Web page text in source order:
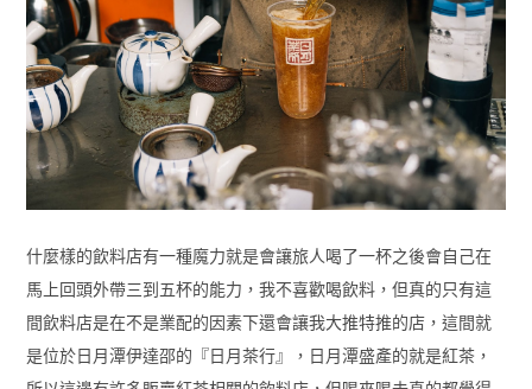
什麼樣的飲料店有一種魔力就是會讓旅人喝了一杯之後會自己在
馬上回頭外帶三到五杯的能力，我不喜歡喝飲料，但真的只有這
間飲料店是在不是業配的因素下還會讓我大推特推的店，這間就
是位於日月潭伊達邵的『日月茶行』，日月潭盛產的就是紅茶，